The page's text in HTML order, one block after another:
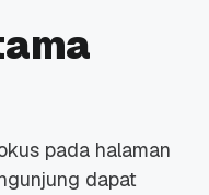
pada halaman
dapat